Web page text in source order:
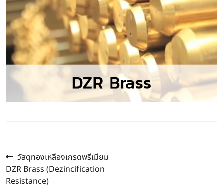
แนะแนว
เรื่อง
Previous
post:
วัสดุทองเหลืองเกรดพรีเมียม
DZR Brass (Dezincification
Resistance)